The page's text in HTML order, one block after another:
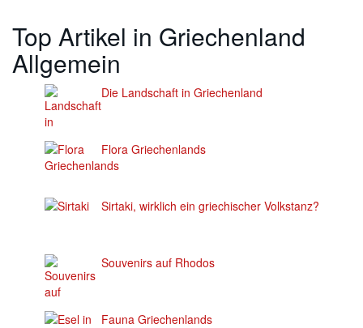
Top Artikel in Griechenland
Allgemein
Die Landschaft in Griechenland
Flora Griechenlands
Sirtaki, wirklich ein griechischer Volkstanz?
Souvenirs auf Rhodos
Fauna Griechenlands